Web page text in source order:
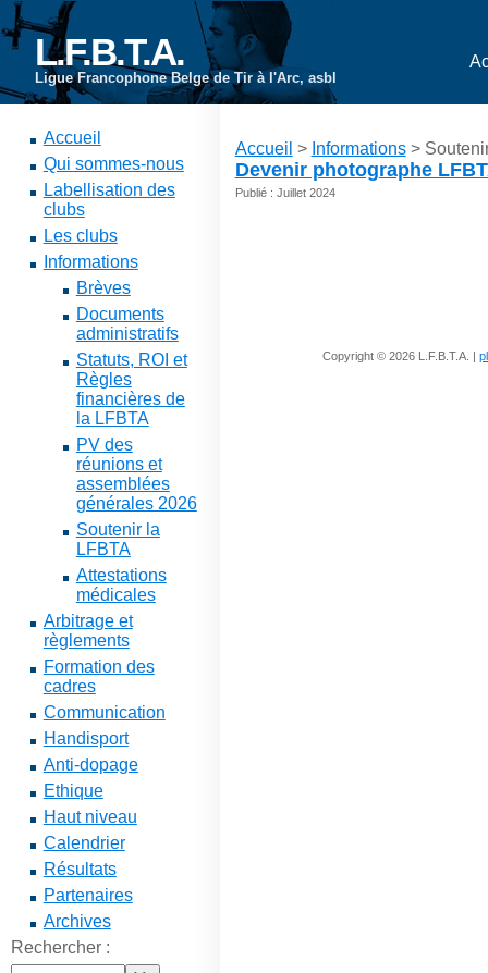
L.F.B.T.A.
Ligue Francophone Belge de Tir à l'Arc, asbl
Accueil
Qui sommes-nous
Labellisation des
clubs
Les clubs
Informations
Brèves
Documents
administratifs
Statuts, ROI et
Règles
financières de
la LFBTA
PV des
réunions et
assemblées
générales 2026
Soutenir la
LFBTA
Attestations
médicales
Arbitrage et
règlements
Formation des
cadres
Communication
Handisport
Anti-dopage
Ethique
Haut niveau
Calendrier
Résultats
Partenaires
Archives
Rechercher :
Accueil > Informations>
Devenir photographe
Publié : Juillet 2024
Copyright © 2026 L.F.B.T.A. |